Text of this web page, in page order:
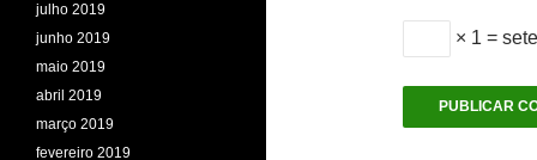
× 1 = sete
julho 2019
junho 2019
maio 2019
abril 2019
março 2019
fevereiro 2019